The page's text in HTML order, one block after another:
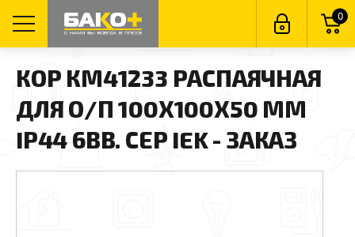
0
КОР КМ41233 РАСПАЯЧНАЯ
ДЛЯ О/П 100Х100Х50 ММ
IP44 6ВВ. СЕР IEK - ЗАКАЗ